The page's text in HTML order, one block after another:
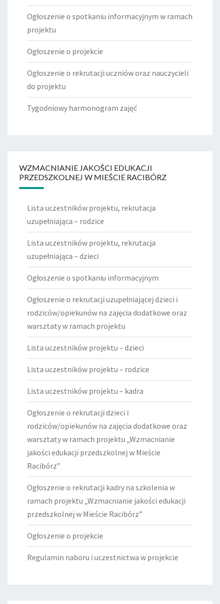
Ogłoszenie o spotkaniu informacyjnym w ramach
projektu
Ogłoszenie o projekcie
Ogłoszenie o rekrutacji uczniów oraz nauczycieli
do projektu
Tygodniowy harmonogram zajęć
WZMACNIANIE JAKOŚCI EDUKACJI
PRZEDSZKOLNEJ W MIEŚCIE RACIBÓRZ
Lista uczestników projektu, rekrutacja
uzupełniająca – rodzice
Lista uczestników projektu, rekrutacja
uzupełniająca – dzieci
Ogłoszenie o spotkaniu informacyjnym
Ogłoszenie o rekrutacji uzupełniającej dzieci i
rodziców/opiekunów na zajęcia dodatkowe oraz
warsztaty w ramach projektu
Lista uczestników projektu – dzieci
Lista uczestników projektu – rodzice
Lista uczestników projektu – kadra
Ogłoszenie o rekrutacji dzieci i
rodziców/opiekunów na zajęcia dodatkowe oraz
warsztaty w ramach projektu „Wzmacnianie
jakości edukacji przedszkolnej w Mieście
Racibórz”
Ogłoszenie o rekrutacji kadry na szkolenia w
ramach projektu „Wzmacnianie jakości edukacji
przedszkolnej w Mieście Racibórz”
Ogłoszenie o projekcie
Regulamin naboru i uczestnictwa w projekcie